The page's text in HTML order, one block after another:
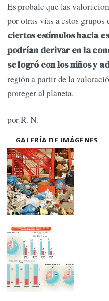
Es probale que las
por otras vías a estos grupos
ciertos estímulos hacia
podrían derivar en la
se logró con los niños y
región a partir de la
proteger al planeta.
por R. N.
GALERÍA DE IMÁGENES